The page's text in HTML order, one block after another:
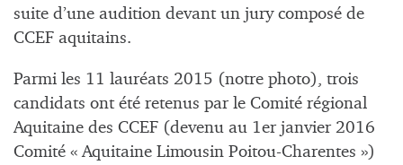
suite d’une audition devant un jury composé de
CCEF aquitains.
Parmi les 11 lauréats 2015 (notre photo), trois
candidats ont été retenus par le Comité régional
Aquitaine des CCEF (devenu au 1er janvier 2016
Comité « Aquitaine Limousin Poitou-Charentes »)